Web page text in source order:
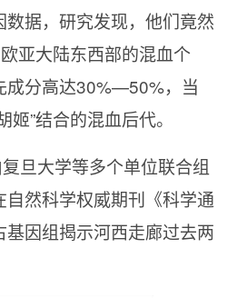
据，研究发现，他们竟然
亚大陆东西部的混血个
成分高达30%—50%，当
”结合的混血后代。
旦大学等多个单位联合组
然科学权威期刊《科学通
因组揭示河西走廊过去两